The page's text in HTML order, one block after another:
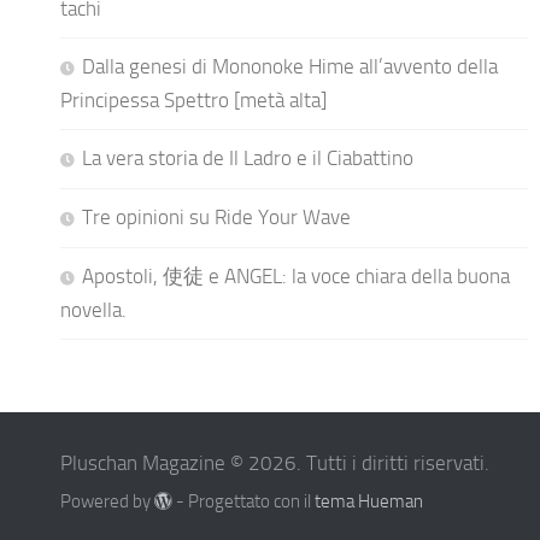
tachi
Dalla genesi di Mononoke Hime all’avvento della
Principessa Spettro [metà alta]
La vera storia de Il Ladro e il Ciabattino
Tre opinioni su Ride Your Wave
Apostoli, 使徒 e ANGEL: la voce chiara della buona
novella.
Pluschan Magazine © 2026. Tutti i diritti riservati.
Powered by - Progettato con il tema Hueman